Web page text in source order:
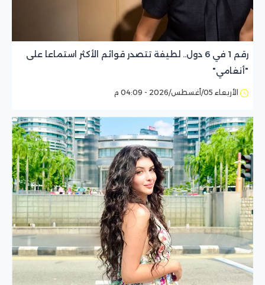
رقم 1 في 6 دول.. لطيفة تتصدر قوائم الأكثر استماعا على
"أنغامي"
الأربعاء 05/أغسطس/2026 - 04:09 م